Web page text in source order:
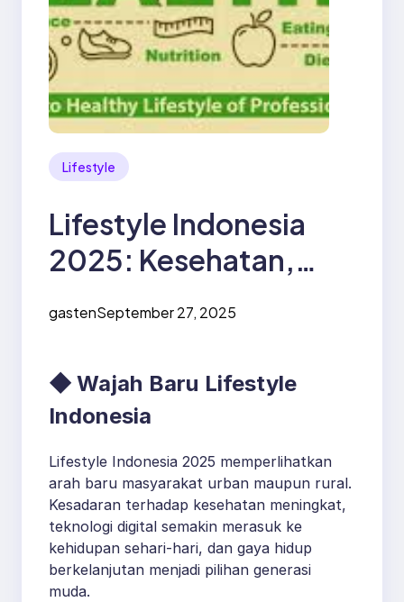
Lifestyle
Lifestyle Indonesia
2025: Kesehatan,
Hidup Berkelanjutan
gastenSeptember 27, 2025
◆ Wajah Baru Lifestyle
Indonesia
Lifestyle Indonesia 2025 memperlihatkan
arah baru masyarakat urban maupun rural.
Kesadaran terhadap kesehatan meningkat,
teknologi digital semakin merasuk ke
kehidupan sehari-hari, dan gaya hidup
berkelanjutan menjadi pilihan generasi
muda.